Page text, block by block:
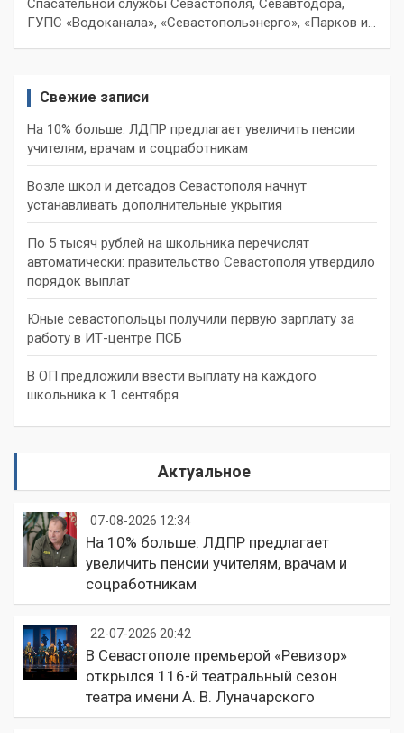
Спасательной службы Севастополя, Севавтодора,
ГУПС «Водоканала», «Севастопольэнерго», «Парков и…
Свежие записи
На 10% больше: ЛДПР предлагает увеличить пенсии
учителям, врачам и соцработникам
Возле школ и детсадов Севастополя начнут
устанавливать дополнительные укрытия
По 5 тысяч рублей на школьника перечислят
автоматически: правительство Севастополя утвердило
порядок выплат
Юные севастопольцы получили первую зарплату за
работу в ИТ-центре ПСБ
В ОП предложили ввести выплату на каждого
школьника к 1 сентября
Актуальное
07-08-2026 12:34
На 10% больше: ЛДПР предлагает
увеличить пенсии учителям, врачам и
соцработникам
22-07-2026 20:42
В Севастополе премьерой «Ревизор»
открылся 116-й театральный сезон
театра имени А. В. Луначарского